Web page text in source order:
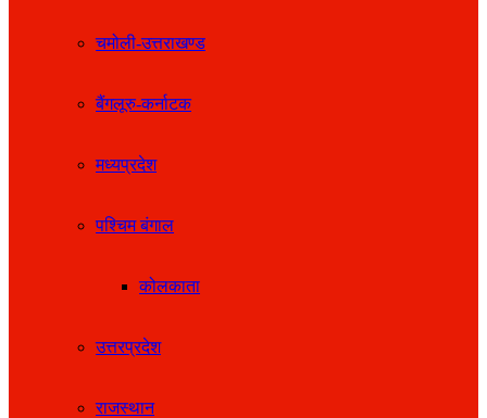
चमोली-उत्तराखण्ड
बैंगलूरु-कर्नाटक
मध्यप्रदेश
पश्चिम बंगाल
कोलकाता
उत्तरप्रदेश
राजस्थान